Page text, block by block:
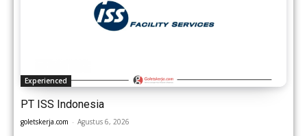
Experienced
PT ISS Indonesia
goletskerja.com - Agustus 6, 2026